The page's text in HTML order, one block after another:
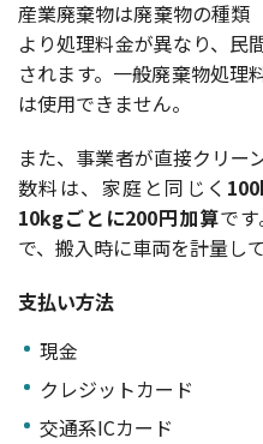
産業廃棄物は廃棄物の種類
より処理料金が異なり、民
されます。一般廃棄物処理
は使用できません。
また、事業者が直接クリー
数料は、家庭と同じく
10kgごとに200円加算で
で、搬入時に車両を計量し
支払い方法
現金
クレジットカード
交通系ICカード